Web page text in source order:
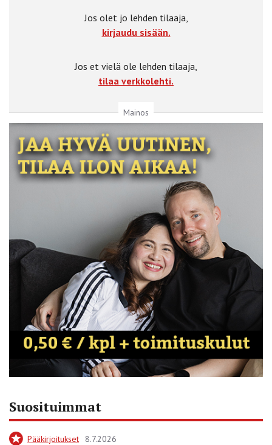
Jos olet jo lehden tilaaja,
kirjaudu sisään.
Jos et vielä ole lehden tilaaja,
tilaa verkkolehti.
Mainos
Suosituimmat
Pääkirjoitukset 8.7.2026